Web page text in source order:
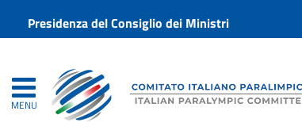
Presidenza del Consiglio dei Ministri
MENU